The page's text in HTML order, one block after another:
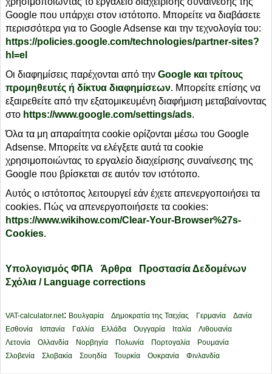
Google που υπάρχει στον ιστότοπο. Μπορείτε να διαβάσετε
περισσότερα για το Google Adsense και την τεχνολογία του:
https://policies.google.com/technologies/partner-sites?
hl=el
Οι διαφημίσεις παρέχονται από την Google και τρίτους
προμηθευτές ή δίκτυα διαφημίσεων. Μπορείτε επίσης να
εξαιρεθείτε από την εξατομικευμένη διαφήμιση μεταβαίνοντας
στο https://www.google.com/settings/ads.
Όλα τα μη απαραίτητα cookie ορίζονται μέσω του Google
Adsense. Μπορείτε να ελέγξετε αυτά τα cookie
χρησιμοποιώντας το εργαλείο διαχείρισης συναίνεσης της
Google που βρίσκεται σε αυτόν τον ιστότοπο.
Αυτός ο ιστότοπος λειτουργεί εάν έχετε απενεργοποιήσει τα
cookies. Πώς να απενεργοποιήσετε τα cookies:
https://www.wikihow.com/Clear-Your-Browser%27s-
Cookies.
Υπολογισμός ΦΠΑ Άρθρα
Προστασία Δεδομένων
Σχόλια / Language corrections
VAT-calculator.net: Βουλγαρία Δημοκρατία της Τσεχίας Γερμανία
Δανία
Εσθονία
Ισπανία Γαλλία Ελλάδα Ουγγαρία Ιταλία
Λιθουανία
Λετονία
Ολλανδία Νορβηγία Πολωνία Πορτογαλία
Ρουμανία
Σλοβενία
Σλοβακία Σουηδία Τουρκία Ουκρανία Φινλανδία